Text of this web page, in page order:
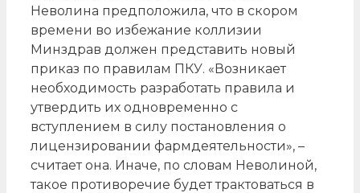
Неволина предположила, что в скором
времени во избежание коллизии
Минздрав должен представить новый
приказ по правилам ПКУ. «Возникает
необходимость разработать правила и
утвердить их одновременно с
вступлением в силу постановления о
лицензировании фармдеятельности», –
считает она. Иначе, по словам Неволиной,
такое противоречие будет трактоваться в